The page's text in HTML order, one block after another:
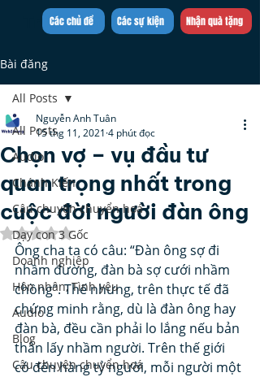
Trần Việt Quân
Các sự kiện
Các chủ đề Nhận quà tặng
Bài đăng
All Posts
Audio
Chánh Kiến
Câu chuyện chuyển hoá
Dạy con 3 Gốc
Doanh nghiệp
Hôn nhân, Tình yêu
Audio
Blog
Câu chuyện chuyển hoá
All Posts
Chọn vợ – vụ đầu tư
quan trọng nhất trong
cuộc đời người đàn ông
Nguyễn Anh Tuân
15 thg 11, 2021 4 phút đọc
Đã xếp hạng NaN/5 sao.
Ông cha ta có câu: “Đàn ông sợ đi
nhầm đường, đàn bà sợ cưới nhầm
chồng”. Thế nhưng, trên thực tế đã
chứng minh rằng, dù là đàn ông hay
đàn bà, đều cần phải lo lắng nếu bản
thân lấy nhầm người. Trên thế giới
có đến hàng tỷ người, mỗi người một